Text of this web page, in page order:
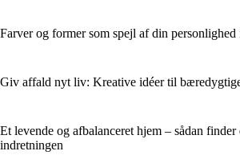
Farver og former som spejl af din personlighed
Giv affald nyt liv: Kreative idéer til
Et levende og afbalanceret hjem – sådan
indretningen